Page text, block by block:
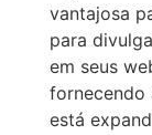
vantajosa
para
em seus
fornecendo
está